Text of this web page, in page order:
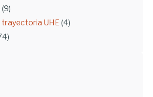
(9)
trayectoria UHE(4)